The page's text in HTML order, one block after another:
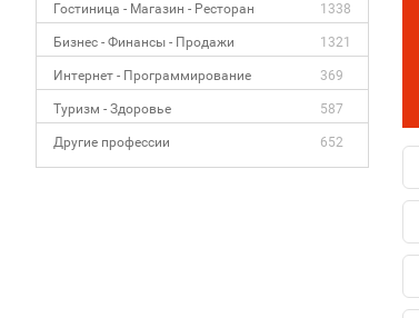
Гостиница - Магазин - Ресторан 1338
Бизнес - Финансы - Продажи 1321
Интернет - Программирование 369
Туризм - Здоровье 587
Другие профессии 652